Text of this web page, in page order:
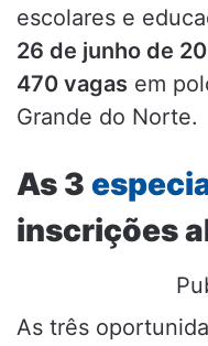
escolares e
26 de junho de
470 vagas em
Grande do Norte.
As 3
inscrições
As três